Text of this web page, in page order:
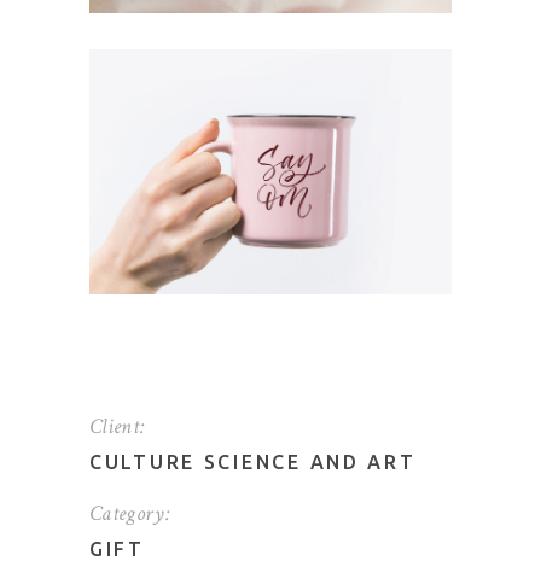
Client:
CULTURE SCIENCE AND ART
Category:
GIFT